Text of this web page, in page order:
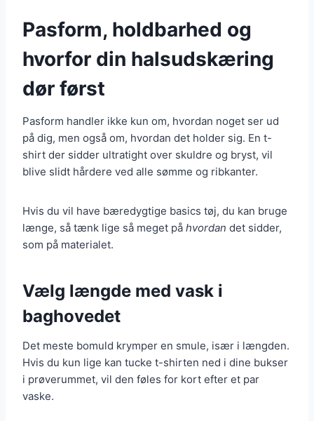
Pasform, holdbarhed og
hvorfor din halsudskæring
dør først
Pasform handler ikke kun om, hvordan noget ser ud
på dig, men også om, hvordan det holder sig. En t-
shirt der sidder ultratight over skuldre og bryst, vil
blive slidt hårdere ved alle sømme og ribkanter.
Hvis du vil have bæredygtige basics tøj, du kan bruge
længe, så tænk lige så meget på hvordan det sidder,
som på materialet.
Vælg længde med vask i
baghovedet
Det meste bomuld krymper en smule, især i længden.
Hvis du kun lige kan tucke t-shirten ned i dine bukser
i prøverummet, vil den føles for kort efter et par
vaske.